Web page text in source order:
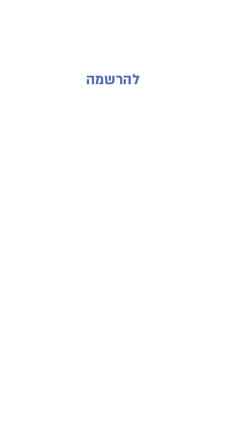
להרשמה